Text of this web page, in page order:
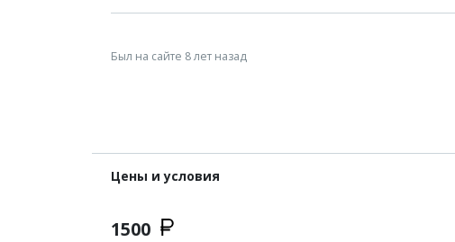
Был на сайте 8 лет назад
Цены и условия
1500